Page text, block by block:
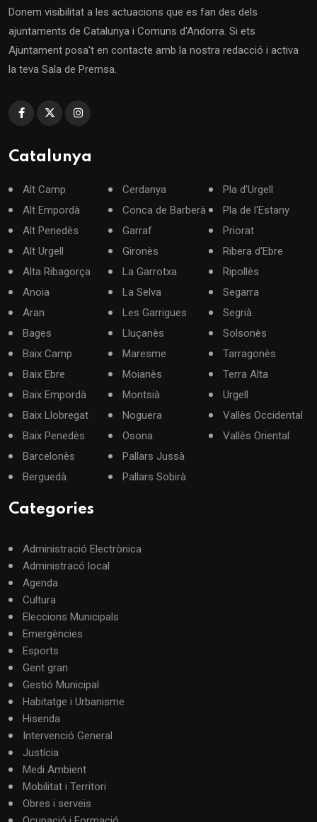
Donem visibilitat a les actuacions que es fan des dels
ajuntaments de Catalunya i Comuns d'Andorra. Si ets
Ajuntament posa't en contacte amb la nostra redacció i activa
la teva Sala de Premsa.
Catalunya
Alt Camp
Alt Empordà
Alt Penedès
Alt Urgell
Alta Ribagorça
Anoia
Aran
Bages
Baix Camp
Baix Ebre
Baix Empordà
Baix Llobregat
Baix Penedès
Barcelonès
Berguedà
Cerdanya
Conca de Barberà
Garraf
Gironès
La Garrotxa
La Selva
Les Garrigues
Lluçanès
Maresme
Moianès
Montsià
Noguera
Osona
Pallars Jussà
Pallars Sobirà
Pla d'Urgell
Pla de l'Estany
Priorat
Ribera d'Ebre
Ripollès
Segarra
Segrià
Solsonès
Tarragonès
Terra Alta
Urgell
Vallès Occidental
Vallès Oriental
Categories
Administració Electrònica
Administracó local
Agenda
Cultura
Eleccions Municipals
Emergències
Esports
Gent gran
Gestió Municipal
Habitatge i Urbanisme
Hisenda
Intervenció General
Justícia
Medi Ambient
Mobilitat i Territori
Obres i serveis